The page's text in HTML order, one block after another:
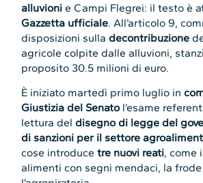
alluvioni e Campi Flegrei: il testo è
Gazzetta ufficiale. All’articolo 9,
disposizioni sulladecontribuzione
agricole colpite dalle alluvioni,
proposito 30.5 milioni di euro.
È iniziato martedì primo luglio in
Giustizia del Senatol’esame
lettura deldisegno di legge del
di sanzioni per il settore
cose introducetre nuovi reati, come
alimenti con segni mendaci, la